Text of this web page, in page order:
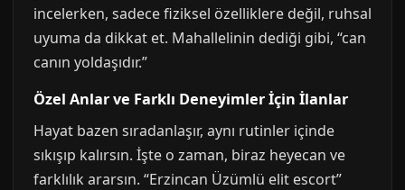
incelerken, sadece fiziksel özelliklere değil, ruhsal
uyuma da dikkat et. Mahallelinin dediği gibi, “can
canın yoldaşıdır.”
Özel Anlar ve Farklı Deneyimler İçin İlanlar
Hayat bazen sıradanlaşır, aynı rutinler içinde
sıkışıp kalırsın. İşte o zaman, biraz heyecan ve
farklılık ararsın. “Erzincan Üzümlü elit escort”